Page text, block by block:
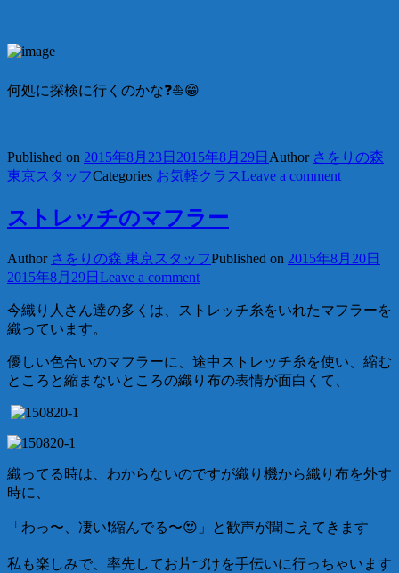
何処に探検に行くのかな❓⛵️😁
Published on 2015年8月23日 2015年8月29日 Author さをりの森
東京スタッフCategories お気軽クラスLeave a comment
ストレッチのマフラー
Author さをりの森 東京スタッフPublished on 2015年8月20日
2015年8月29日 Leave a comment
今織り人さん達の多くは、ストレッチ糸をいれたマフラーを
織っています。
優しい色合いのマフラーに、途中ストレッチ糸を使い、縮む
ところと縮まないところの織り布の表情が面白くて、
織ってる時は、わからないのですが織り機から織り布を外す
時に、
「わっ〜、凄い❗️縮んでる〜😍」と歓声が聞こえてきます
私も楽しみで、率先してお片づけを手伝いに行っちゃいます